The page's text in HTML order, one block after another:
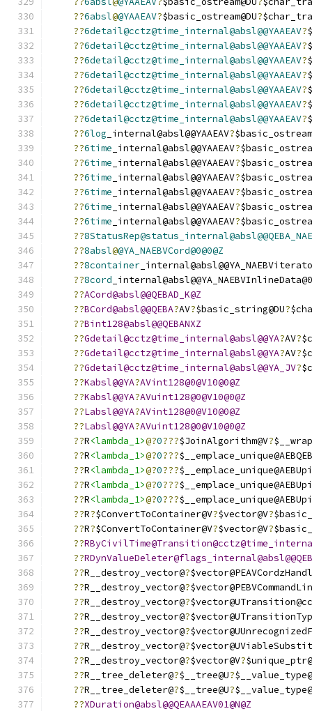
??6absl@@YAAEAV?$basic_ostream@DU?
??6detail@cctz@time_internal@absl@@YAAEAV?
??6detail@cctz@time_internal@absl@@YAAEAV?
??6detail@cctz@time_internal@absl@@YAAEAV?
??6detail@cctz@time_internal@absl@@YAAEAV?
??6detail@cctz@time_internal@absl@@YAAEAV?
??6detail@cctz@time_internal@absl@@YAAEAV?
??6detail@cctz@time_internal@absl@@YAAEAV?
??6log _internal@absl@@YAAEAV?
??6time _internal@absl@@YAAEAV?
??6time _internal@absl@@YAAEAV?
??6time _internal@absl@@YAAEAV?
??6time _internal@absl@@YAAEAV?
??6time _internal@absl@@YAAEAV?
??6time _internal@absl@@YAAEAV?
??
??8absl@@YA_NAEBVCord@0@0@Z
??8container
??8cord
??ACord@absl@@QEBAD_K@Z
??BCord@absl@@QEBA?AV?$basic_string@DU?
??Bint128@absl@@QEBANXZ
??Gdetail@cctz@time_internal@absl@@YA?AV?
??Gdetail@cctz@time_internal@absl@@YA?AV?
??Gdetail@cctz@time_internal@absl@@YA_JV?
??Kabsl@@YA?AVint128@0@V10@0@Z
??Kabsl@@YA?AVuint128@0@V10@0@Z
??Labsl@@YA?AVint128@0@V10@0@Z
??Labsl@@YA?AVuint128@0@V10@0@Z
??R<lambda_1>@?0???$JoinAlgorithm@V?
??R<lambda_1>@?0???
??R<lambda_1>@?0???
??R<lambda_1>@?0???
??R<lambda_1>@?0???
??R?$ConvertToContainer@V?$vector@V?
??R?$ConvertToContainer@V?$vector@V?
??
??
??R__destroy_vector@?
??R__destroy_vector@?
??R__destroy_vector@?
??R__destroy_vector@?
??R__destroy_vector@?
??R__destroy_vector@?
??R__destroy_vector@?$vector@V?
??R__tree_deleter@?$__tree@U?
??R__tree_deleter@?$__tree@U?
??XDuration@absl@@QEAAAEAV01@N@Z